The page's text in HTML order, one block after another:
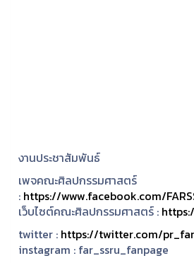
งานประชาสัมพันธ์
เพจคณะศิลปกรรมศาสตร์
: https://www.facebook.com/
เว็บไซต์คณะศิลปกรรมศาสตร์ :
twitter : https://twitter.com/pr_far
instagram : far_ssru_fanpage